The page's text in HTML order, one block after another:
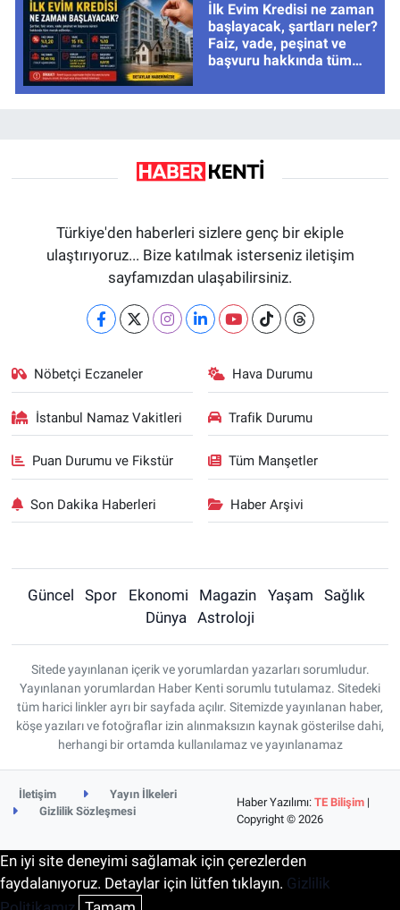
İlk Evim Kredisi ne zaman
başlayacak, şartları neler?
Faiz, vade, peşinat ve
başvuru hakkında tüm
Türkiye'den haberleri sizlere genç bir ekiple
ulaştırıyoruz... Bize katılmak isterseniz iletişim
sayfamızdan ulaşabilirsiniz.
Nöbetçi Eczaneler Hava Durumu
İstanbul Namaz Vakitleri Trafik Durumu
Puan Durumu ve Fikstür Tüm Manşetler
Son Dakika Haberleri Haber Arşivi
Güncel Spor Ekonomi Magazin Yaşam
Sağlık
Dünya
Astroloji
Sitede yayınlanan içerik ve yorumlardan yazarları sorumludur.
Yayınlanan yorumlardan Haber Kenti sorumlu tutulamaz. Sitedeki
tüm harici linkler ayrı bir sayfada açılır. Sitemizde yayınlanan haber,
köşe yazıları ve fotoğraflar izin alınmaksızın kaynak gösterilse dahi,
herhangi bir ortamda kullanılamaz ve yayınlanamaz
İletişim
Yayın İlkeleri
Gizlilik Sözleşmesi
Haber Yazılımı:TE Bilişim |
Copyright © 2026
En iyi site deneyimi sağlamak için çerezlerden
faydalanıyoruz. Detaylar için lütfen tıklayın. Gizlilik